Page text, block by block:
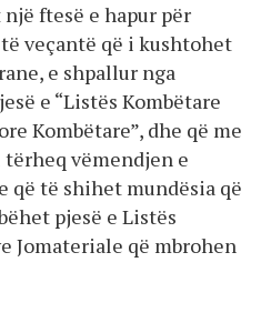
ftesë e hapur për
veçantë që i kushtohet
e shpallur nga
e “Listës Kombëtare
Kombëtare”, dhe që me
vëmendjen e
që të shihet mundësia që
pjesë e Listës
Jomateriale që mbrohen